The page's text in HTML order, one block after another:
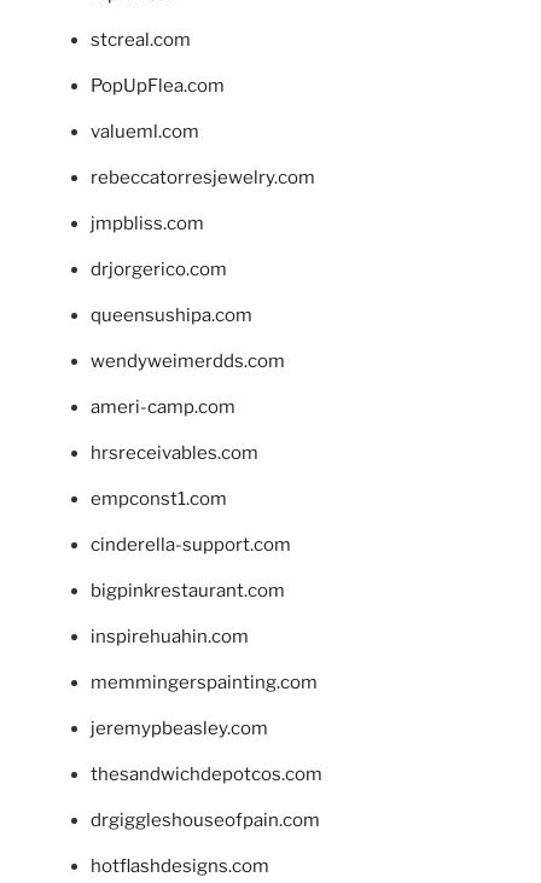
stcreal.com
PopUpFlea.com
valueml.com
rebeccatorresjewelry.com
jmpbliss.com
drjorgerico.com
queensushipa.com
wendyweimerdds.com
ameri-camp.com
hrsreceivables.com
empconst1.com
cinderella-support.com
bigpinkrestaurant.com
inspirehuahin.com
memmingerspainting.com
jeremypbeasley.com
thesandwichdepotcos.com
drgiggleshouseofpain.com
hotflashdesigns.com